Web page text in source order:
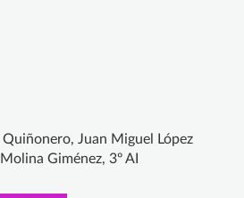
Juan Miguel López
Giménez, 3º AI